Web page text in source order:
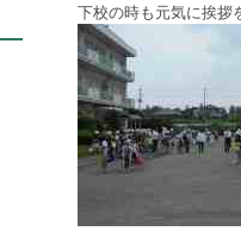
下校の時も元気に挨拶